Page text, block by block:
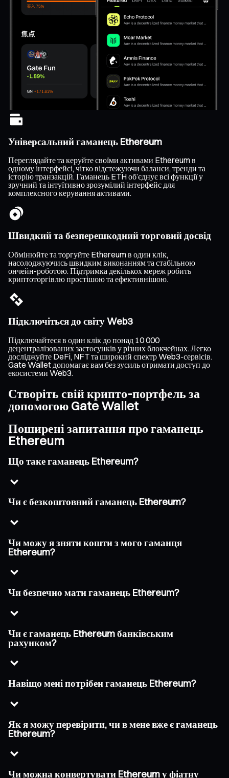
Універсальний гаманець Ethereum
Переглядайте та керуйте своїми активами Ethereum в
одному інтерфейсі, чітко відстежуючи баланси, тренди та
історію транзакцій. Гаманець ETH об’єднує всі функції у
зручний та інтуїтивно зрозумілий інтерфейс для
комплексного керування активами.
Швидкий та безперешкодний торговий досвід
Обмінюйте та торгуйте Ethereum в один клік,
насолоджуючись швидким виконанням та стабільною
ончейн-роботою. Підтримка декількох мереж робить
криптоторгівлю простішою та ефективнішою.
Підключіться до світу Web3
Підключайтеся в один клік до понад 10 000
децентралізованих застосунків у різних блокчейнах. Легко
досліджуйте DeFi, NFT та широкий спектр Web3-сервісів.
Gate Wallet допомагає вам без зусиль отримати доступ до
екосистеми Web3.
Створіть свій крипто-портфель за
допомогою Gate Wallet
Поширені запитання про гаманець
Ethereum
Що таке гаманець Ethereum?
Чи є безкоштовний гаманець Ethereum?
Чи можу я зняти кошти з мого гаманця
Ethereum?
Чи безпечно мати гаманець Ethereum?
Чи є гаманець Ethereum банківським
рахунком?
Навіщо мені потрібен гаманець Ethereum?
Як я можу перевірити, чи в мене вже є гаманець
Ethereum?
Чи можна конвертувати Ethereum у фіатну